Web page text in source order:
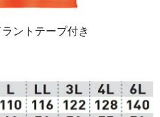
ントテープ付き